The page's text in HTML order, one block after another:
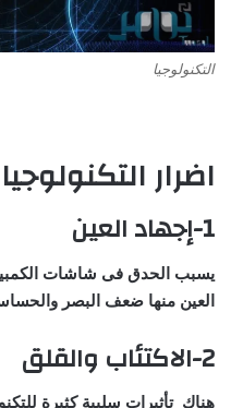
التكنولوجيا
اضرار التكنولوجيا
1-إجهاد العين
يسبب الحدق فى شاشات
العين منها ضعف البصر
2-الاكتئاب والقلق
هناك تأثيرات سلبية كثيرة